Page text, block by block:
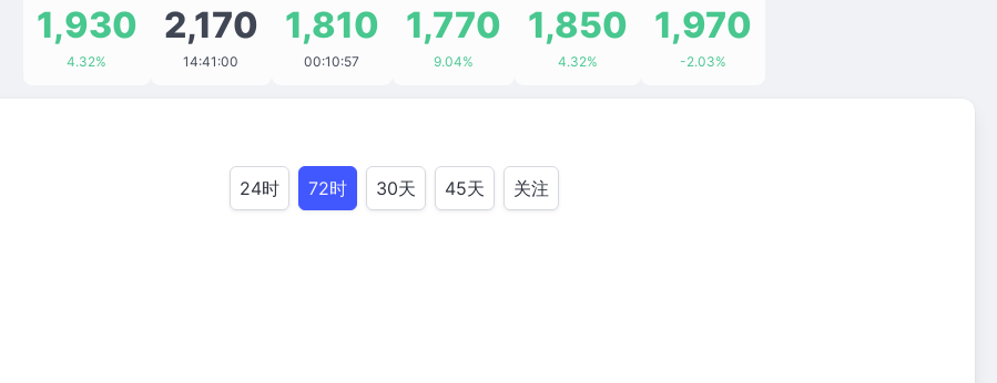
1,930
4.32%
2,170
14:41:00
1,810
00:10:57
1,770
9.04%
1,850
4.32%
1,970
-2.03%
24时 72时 30天 45天 关注